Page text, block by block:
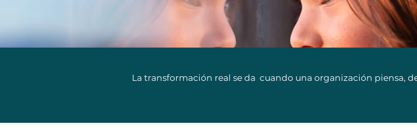
La transformación real se da cuando una organización piensa,